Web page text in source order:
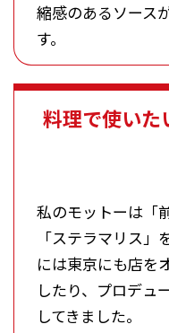
縮感のあるソース
す。
料理で使いた
私のモットーは「
「ステラマリス
には東京にも店を
したり、プロデュ
してきました。